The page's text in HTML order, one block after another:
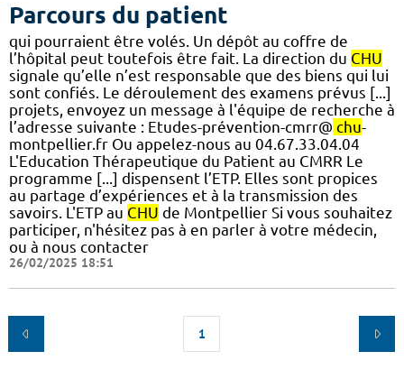
Parcours du patient
qui pourraient être volés. Un dépôt au coffre de
l’hôpital peut toutefois être fait. La direction du CHU
signale qu’elle n’est responsable que des biens qui lui
sont confiés. Le déroulement des examens prévus [...]
projets, envoyez un message à l'équipe de recherche à
l’adresse suivante : Etudes-prévention-cmrr@ chu-
montpellier.fr Ou appelez-nous au 04.67.33.04.04
L'Education Thérapeutique du Patient au CMRR Le
programme [...] dispensent l’ETP. Elles sont propices
au partage d’expériences et à la transmission des
savoirs. L'ETP au CHU de Montpellier Si vous souhaitez
participer, n'hésitez pas à en parler à votre médecin,
ou à nous contacter
26/02/2025 18:51
1